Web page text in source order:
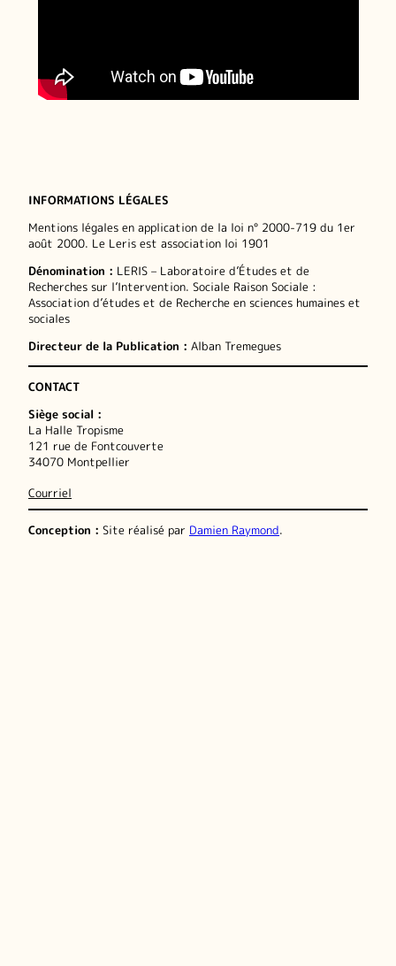
INFORMATIONS LÉGALES
Mentions légales en application de la loi n° 2000-719 du 1er
août 2000. Le Leris est association loi 1901
Dénomination : LERIS – Laboratoire d’Études et de
Recherches sur l’Intervention. Sociale Raison Sociale :
Association d’études et de Recherche en sciences humaines et
sociales
Directeur de la Publication : Alban Tremegues
CONTACT
Siège social :
La Halle Tropisme
121 rue de Fontcouverte
34070 Montpellier
Courriel
Conception : Site réalisé par Damien Raymond.